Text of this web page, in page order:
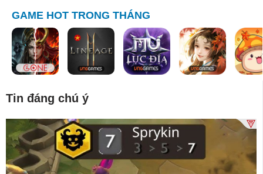
GAME HOT TRONG THÁNG
Tin đáng chú ý